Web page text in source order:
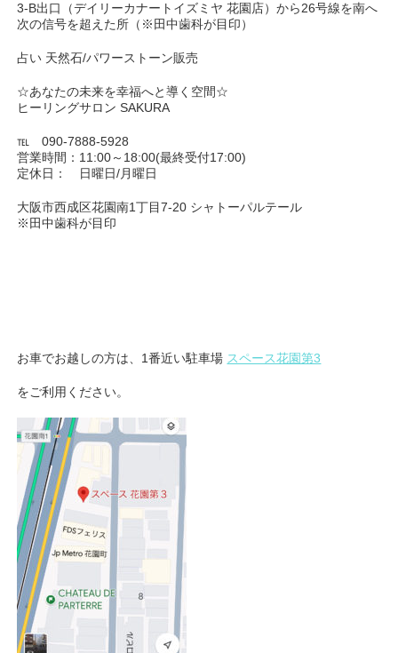
3-B出口（デイリーカナートイズミヤ 花園店）から26号線を南へ
次の信号を超えた所（※田中歯科が目印）
占い 天然石/パワーストーン販売
☆あなたの未来を幸福へと導く空間☆
ヒーリングサロン SAKURA
℡ 090-7888-5928
営業時間：11:00～18:00(最終受付17:00)
定休日： 日曜日/月曜日
大阪市西成区花園南1丁目7-20 シャトーパルテール
※田中歯科が目印
お車でお越しの方は、1番近い駐車場 スペース花園第3
をご利用ください。